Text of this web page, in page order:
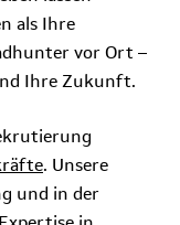
als Ihre
vor Ort –
Ihre Zukunft.
. Unsere
und in der